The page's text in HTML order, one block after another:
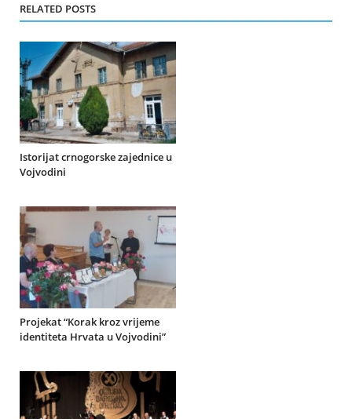
RELATED POSTS
Istorijat crnogorske zajednice u
Vojvodini
Projekat “Korak kroz vrijeme
identiteta Hrvata u Vojvodini”